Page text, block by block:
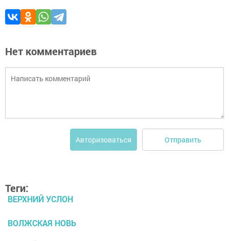
Нет комментариев
Авторизоваться Отправить
Теги:
ВЕРХНИЙ УСЛОН
ВОЛЖСКАЯ НОВЬ